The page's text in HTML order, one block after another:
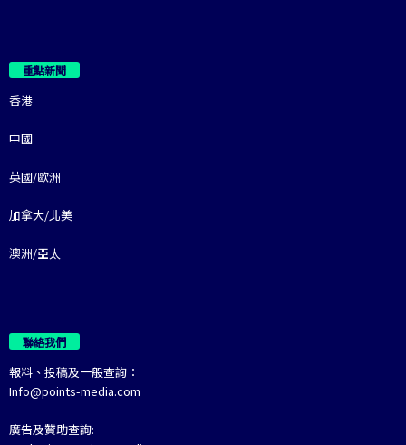
重點新聞
香港
中國
英國/歐洲
加拿大/北美
澳洲/亞太
聯絡我們
報料、投稿及一般查詢：
Info@points-media.com
廣告及贊助查詢: